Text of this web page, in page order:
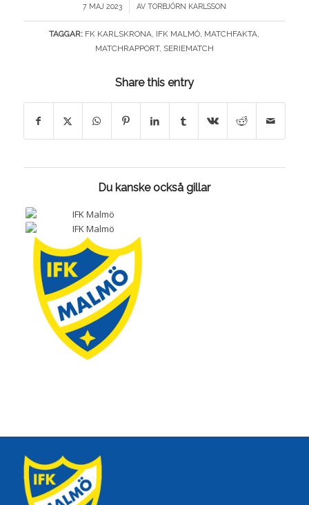
7 MAJ 2023
/ AV TORBJÖRN KARLSSON
TAGGAR: FK KARLSKRONA, IFK MALMÖ, MATCHFAKTA,
MATCHRAPPORT, SERIEMATCH
Share this entry
Du kanske också gillar